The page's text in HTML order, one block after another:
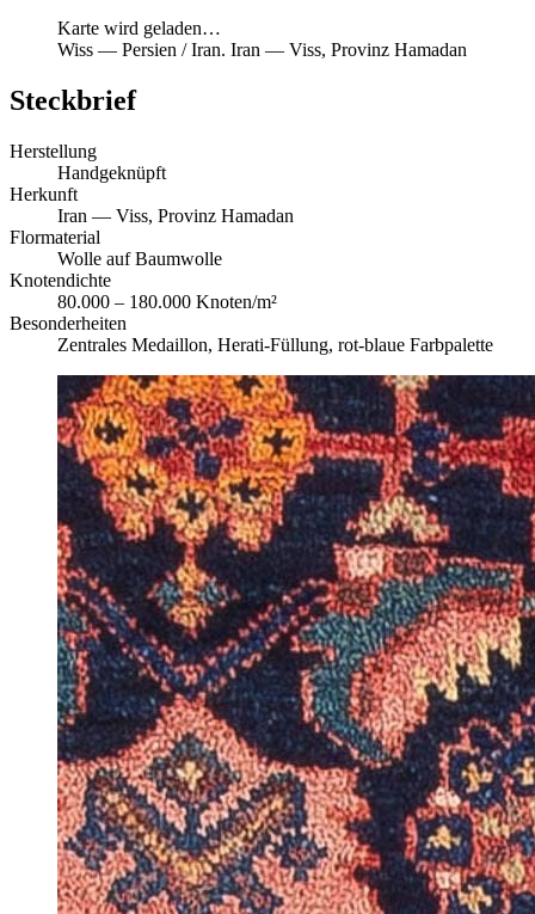
Karte wird geladen…
Wiss — Persien / Iran. Iran — Viss, Provinz Hamadan
Steckbrief
Herstellung
Handgeknüpft
Herkunft
Iran — Viss, Provinz Hamadan
Flormaterial
Wolle auf Baumwolle
Knotendichte
80.000 – 180.000 Knoten/m²
Besonderheiten
Zentrales Medaillon, Herati-Füllung, rot-blaue Farbpalette